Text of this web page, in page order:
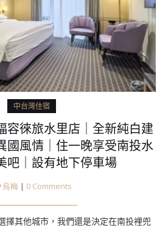
中台灣住宿
容徠旅水里店｜全新純白建
國風情｜住一晚享受南投水
吧｜設有地下停車場
烏梅 | 0 Comments
擇其他城市，我們還是決定在南投裡兜